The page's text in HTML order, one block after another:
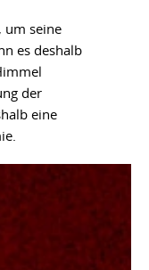
um seine
es deshalb
der
eine